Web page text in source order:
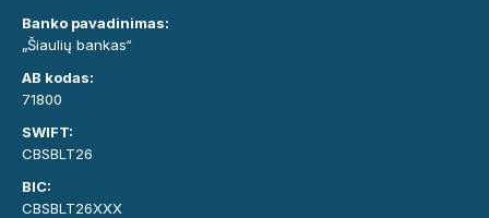
Banko pavadinimas:
„Šiaulių bankas“
AB kodas:
71800
SWIFT:
CBSBLT26
BIC:
CBSBLT26XXX